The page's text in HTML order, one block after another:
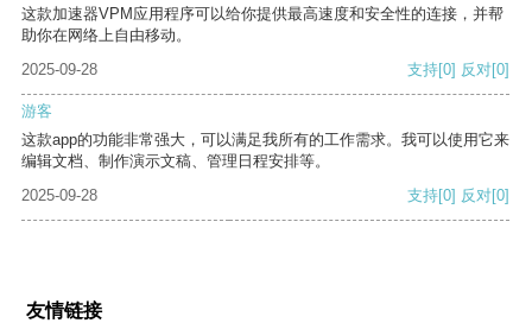
这款加速器VPM应用程序可以给你提供最高速度和安全性的连接，并帮
助你在网络上自由移动。
2025-09-28
支持[0] 反对[0]
游客
这款app的功能非常强大，可以满足我所有的工作需求。我可以使用它来
编辑文档、制作演示文稿、管理日程安排等。
2025-09-28
支持[0] 反对[0]
友情链接